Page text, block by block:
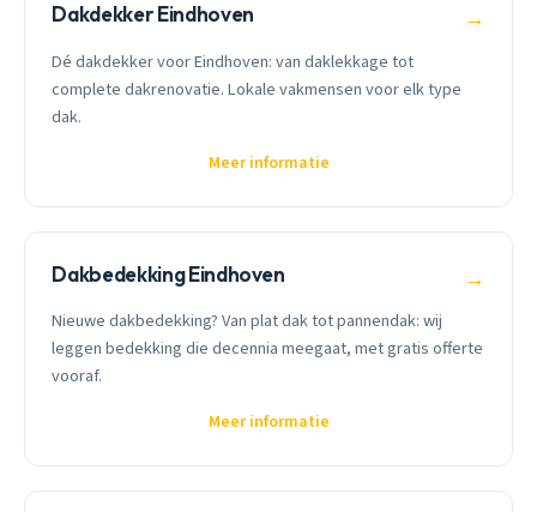
Dakdekker Eindhoven →
Dé dakdekker voor Eindhoven: van daklekkage tot
complete dakrenovatie. Lokale vakmensen voor elk type
dak.
Meer informatie
Dakbedekking Eindhoven →
Nieuwe dakbedekking? Van plat dak tot pannendak: wij
leggen bedekking die decennia meegaat, met gratis offerte
vooraf.
Meer informatie